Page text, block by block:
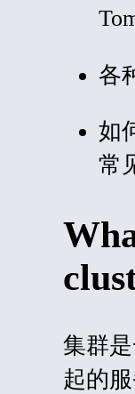
各
如
常
集群
起的